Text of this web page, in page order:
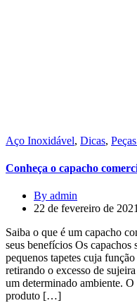
Aço Inoxidável, Dicas,
Conheça o capacho
By admin
22 de fevereiro de 2021
Saiba o que é um capacho
seus benefícios Os
pequenos tapetes cuja
retirando o excesso de
um determinado ambiente.
produto […]